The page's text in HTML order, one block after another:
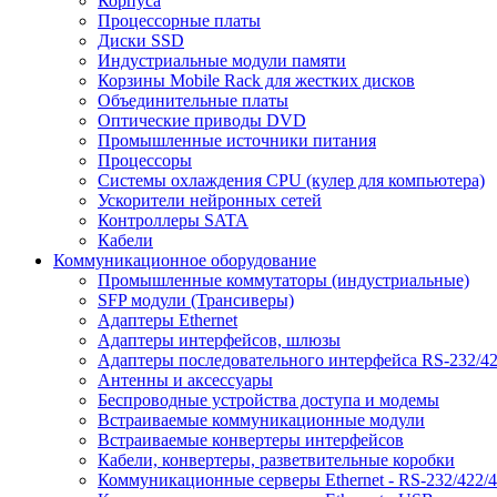
Процессорные платы
Диски SSD
Индустриальные модули памяти
Корзины Mobile Rack для жестких дисков
Объединительные платы
Оптические приводы DVD
Промышленные источники питания
Процессоры
Системы охлаждения CPU (кулер для компьютера)
Ускорители нейронных сетей
Контроллеры SATA
Кабели
Коммуникационное оборудование
Промышленные коммутаторы (индустриальные)
SFP модули (Трансиверы)
Адаптеры Ethernet
Адаптеры интерфейсов, шлюзы
Адаптеры последовательного интерфейса RS-232/
Антенны и аксессуары
Беспроводные устройства доступа и модемы
Встраиваемые коммуникационные модули
Встраиваемые конвертеры интерфейсов
Кабели, конвертеры, разветвительные коробки
Коммуникационные серверы Ethernet - RS-232/422/